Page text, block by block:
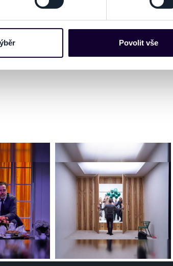
stránkách. Tyto informace mohou
webu nebo k personalizaci obsahu a
upravíte zaškrtnutím příslušné varianty.
nastavení“.
Povolit vše